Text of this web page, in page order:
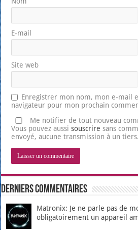
E-mail
Site web
Enregistrer mon nom, mon e-mail
navigateur pour mon prochain
Me notifier de tout nouveau
Vous pouvez aussisouscrire sans
envoyé, aucune transmission à un tiers.
Derniers Commentaires
Matronix: Je ne parle pas de
obligatoirement un appareil